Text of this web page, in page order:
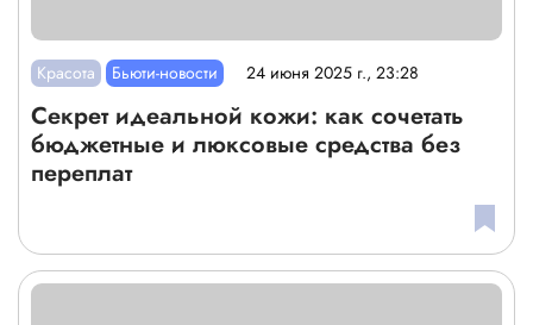
Красота Бьюти-новости 24 июня 2025 г., 23:28
Секрет идеальной кожи: как сочетать
бюджетные и люксовые средства без
переплат